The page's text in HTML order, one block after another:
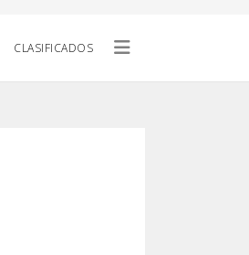
CLASIFICADOS